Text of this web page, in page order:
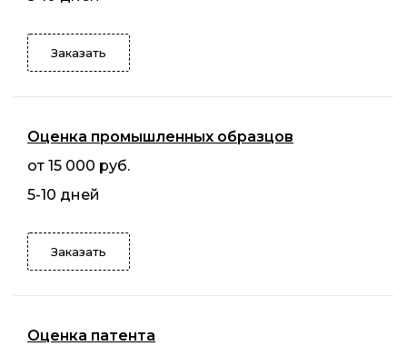
Заказать
Оценка промышленных образцов
от 15 000 руб.
5-10 дней
Заказать
Оценка патента